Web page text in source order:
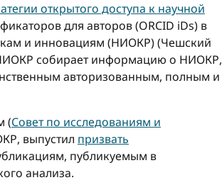
открытого доступа к научной
для авторов (ORCID iDs) в
и инновациям (НИОКР) (Чешский
собирает информацию о НИОКР,
авторизованным, полным и
(Совет по исследованиям и
выпустил призвать
публикуемым в
анализа.